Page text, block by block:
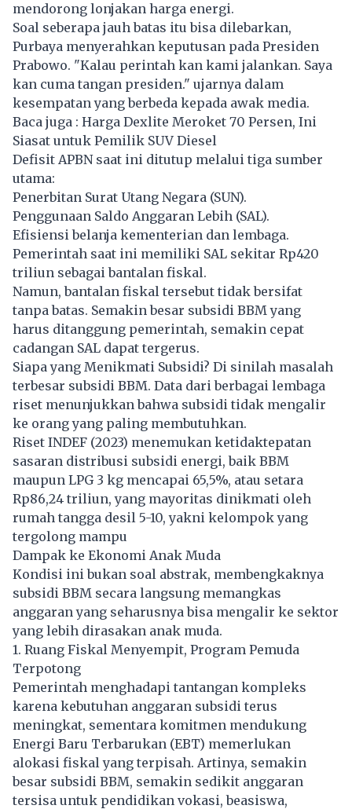
mendorong lonjakan harga energi.
Soal seberapa jauh batas itu bisa dilebarkan,
Purbaya menyerahkan keputusan pada Presiden
Prabowo. "Kalau perintah kan kami jalankan. Saya
kan cuma tangan presiden." ujarnya dalam
kesempatan yang berbeda kepada awak media.
Baca juga : Harga Dexlite Meroket 70 Persen, Ini
Siasat untuk Pemilik SUV Diesel
Defisit APBN saat ini ditutup melalui tiga sumber
utama:
Penerbitan Surat Utang Negara (SUN).
Penggunaan Saldo Anggaran Lebih (SAL).
Efisiensi belanja kementerian dan lembaga.
Pemerintah saat ini memiliki SAL sekitar Rp420
triliun sebagai bantalan fiskal.
Namun, bantalan fiskal tersebut tidak bersifat
tanpa batas. Semakin besar subsidi BBMyang
harus ditanggung pemerintah, semakin cepat
cadangan SAL dapat tergerus.
Siapa yang Menikmati Subsidi? Di sinilah masalah
terbesar subsidi BBM. Data dari berbagai lembaga
riset menunjukkan bahwa subsidi tidak mengalir
ke orang yang paling membutuhkan.
Riset INDEF (2023) menemukan ketidaktepatan
sasaran distribusi subsidi energi, baik BBM
maupun LPG 3 kg mencapai 65,5%, atau setara
Rp86,24 triliun, yang mayoritas dinikmati oleh
rumah tangga desil 5-10, yakni kelompok yang
tergolong mampu
Dampak ke Ekonomi Anak Muda
Kondisi ini bukan soal abstrak, membengkaknya
subsidi BBM secara langsung memangkas
anggaran yang seharusnya bisa mengalir ke sektor
yang lebih dirasakan anak muda.
1. Ruang Fiskal Menyempit, Program Pemuda
Terpotong
Pemerintah menghadapi tantangan kompleks
karena kebutuhan anggaran subsidi terus
meningkat, sementara komitmen mendukung
Energi Baru Terbarukan (EBT) memerlukan
alokasi fiskal yang terpisah. Artinya, semakin
besar subsidi BBM, semakin sedikit anggaran
tersisa untuk pendidikan vokasi, beasiswa,